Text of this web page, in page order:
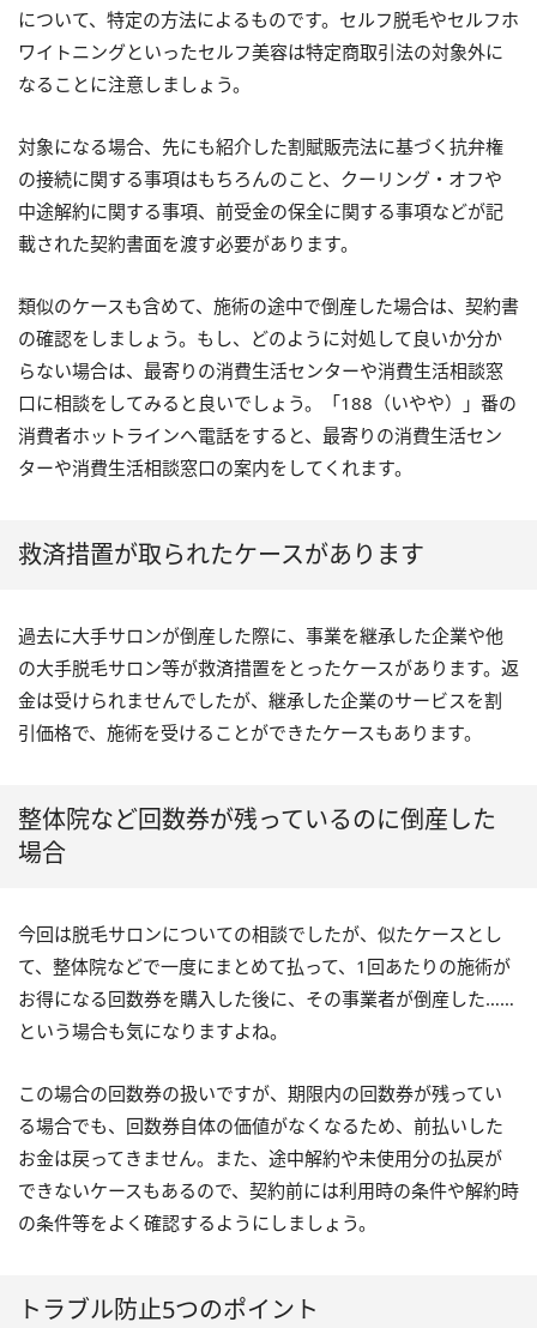
について、特定の方法によるものです。セルフ脱毛やセルフホ
ワイトニングといったセルフ美容は特定商取引法の対象外に
なることに注意しましょう。
対象になる場合、先にも紹介した割賦販売法に基づく抗弁権
の接続に関する事項はもちろんのこと、クーリング・オフや
中途解約に関する事項、前受金の保全に関する事項などが記
載された契約書面を渡す必要があります。
類似のケースも含めて、施術の途中で倒産した場合は、契約書
の確認をしましょう。もし、どのように対処して良いか分か
らない場合は、最寄りの消費生活センターや消費生活相談窓
口に相談をしてみると良いでしょう。「188（いやや）」番の
消費者ホットラインへ電話をすると、最寄りの消費生活セン
ターや消費生活相談窓口の案内をしてくれます。
救済措置が取られたケースがあります
過去に大手サロンが倒産した際に、事業を継承した企業や他
の大手脱毛サロン等が救済措置をとったケースがあります。返
金は受けられませんでしたが、継承した企業のサービスを割
引価格で、施術を受けることができたケースもあります。
整体院など回数券が残っているのに倒産した
場合
今回は脱毛サロンについての相談でしたが、似たケースとし
て、整体院などで一度にまとめて払って、1回あたりの施術が
お得になる回数券を購入した後に、その事業者が倒産した……
という場合も気になりますよね。
この場合の回数券の扱いですが、期限内の回数券が残ってい
る場合でも、回数券自体の価値がなくなるため、前払いした
お金は戻ってきません。また、途中解約や未使用分の払戻が
できないケースもあるので、契約前には利用時の条件や解約時
の条件等をよく確認するようにしましょう。
トラブル防止5つのポイント